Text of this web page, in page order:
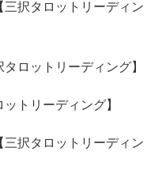
択タロットリーディン
ロットリーディング】
トリーディング】
択タロットリーディン